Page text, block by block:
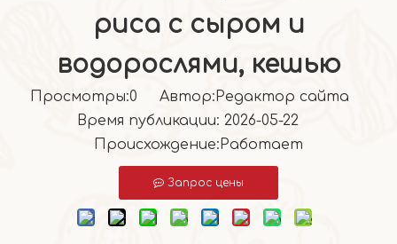
риса с сыром и
водорослями, кешью
Просмотры:0 Автор:Pедактор сайта
Время публикации: 2026-05-22
Происхождение:Работает
Запрос цены